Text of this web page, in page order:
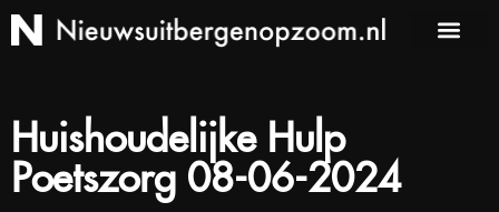
Huishoudelijke Hulp
Poetszorg 08-06-2024